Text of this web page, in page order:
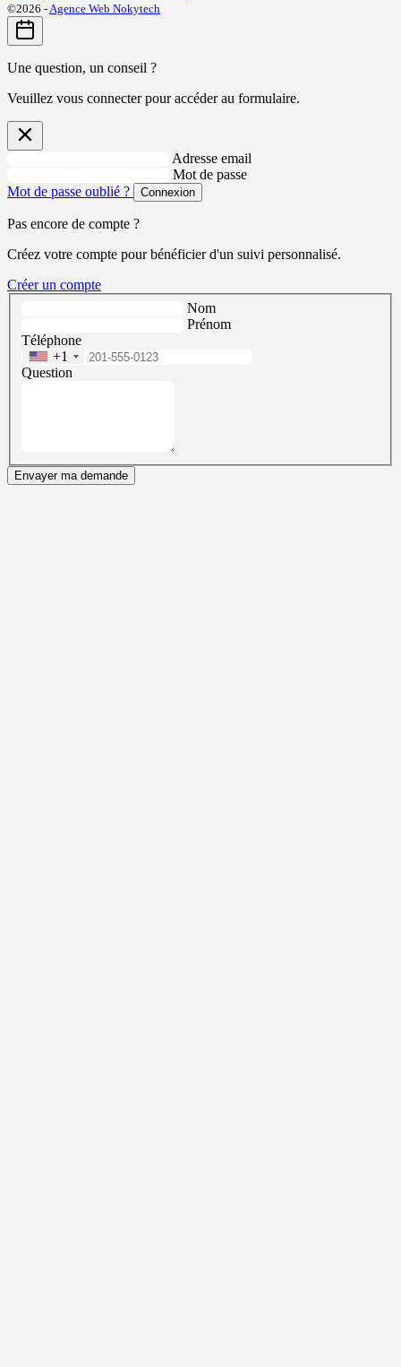
©2026 -Agence Web Nokytech
Une question, un conseil ?
Veuillez vous connecter pour accéder au formulaire.
Adresse email
Mot de passe
Mot de passe oublié ?
Connexion
Pas encore de compte ?
Créez votre compte pour bénéficier d'un suivi personnalisé.
Créer un compte
Nom
Prénom
Téléphone
+1
Question
Envayer ma demande